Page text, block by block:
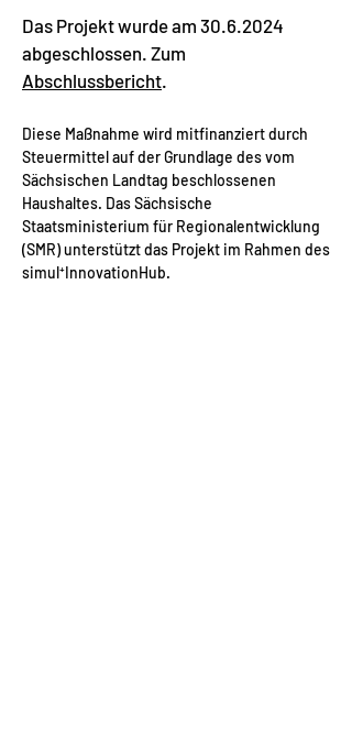
Das Projekt wurde am 30.6.2024
abgeschlossen. Zum
Abschlussbericht.
Diese Maßnahme wird mitfinanziert durch
Steuermittel auf der Grundlage des vom
Sächsischen Landtag beschlossenen
Haushaltes. Das Sächsische
Staatsministerium für Regionalentwicklung
(SMR) unterstützt das Projekt im Rahmen des
simul⁺InnovationHub.